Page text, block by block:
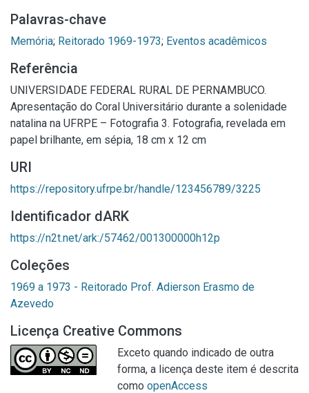
Palavras-chave
Memória; Reitorado 1969-1973; Eventos acadêmicos
Referência
UNIVERSIDADE FEDERAL RURAL DE PERNAMBUCO.
Apresentação do Coral Universitário durante a solenidade
natalina na UFRPE – Fotografia 3. Fotografia, revelada em
papel brilhante, em sépia, 18 cm x 12 cm
URI
https://repository.ufrpe.br/handle/123456789/3225
Identificador dARK
https://n2t.net/ark:/57462/001300000h12p
Coleções
1969 a 1973 - Reitorado Prof. Adierson Erasmo de
Azevedo
Licença Creative Commons
Exceto quando indicado de outra
forma, a licença deste item é descrita
como openAccess